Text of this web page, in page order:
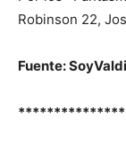
Robinson 22,
Fuente: